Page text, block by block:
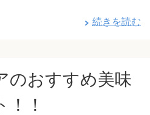
続きを読む
のおすすめ美味
！！